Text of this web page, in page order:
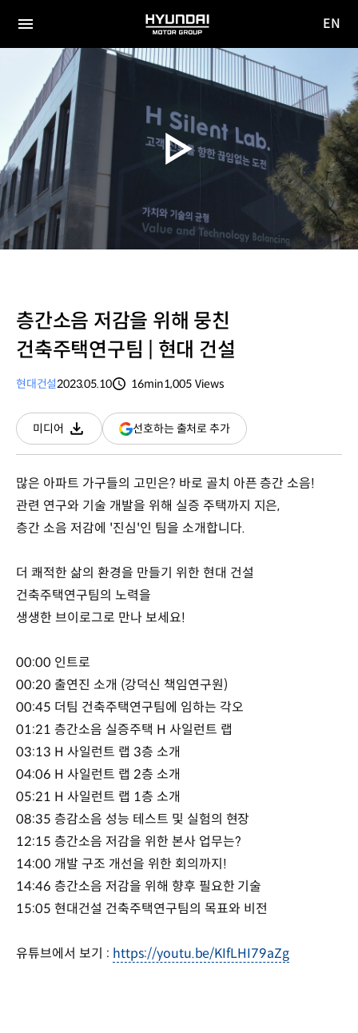
전체
HYUNDAI
MOTOR
GROUP
EN
층간소음 저감을 위해 뭉친
건축주택연구팀 | 현대 건설
현대건설2023.05.10
16min1,005 Views
미디어
다운로드
선호하는 출처로 추가(새
창
많은 아파트 가구들의 고민은? 바로 골치 아픈 층간 소음!
관련 연구와 기술 개발을 위해 실증 주택까지 지은,
층간 소음 저감에 '진심'인 팀을 소개합니다.
더 쾌적한 삶의 환경을 만들기 위한 현대 건설
건축주택연구팀의 노력을
생생한 브이로그로 만나 보세요!
00:00 인트로
00:20 출연진 소개 (강덕신 책임연구원)
00:45 더팀 건축주택연구팀에 임하는 각오
01:21 층간소음 실증주택 H 사일런트 랩
03:13 H 사일런트 랩 3층 소개
04:06 H 사일런트 랩 2층 소개
05:21 H 사일런트 랩 1층 소개
08:35 층감소음 성능 테스트 및 실험의 현장
12:15 층간소음 저감을 위한 본사 업무는?
14:00 개발 구조 개선을 위한 회의까지!
14:46 층간소음 저감을 위해 향후 필요한 기술
15:05 현대건설 건축주택연구팀의 목표와 비전
유튜브에서 보기 : https://youtu.be/KIfLHI79aZg